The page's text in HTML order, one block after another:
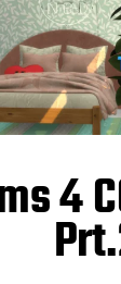
4